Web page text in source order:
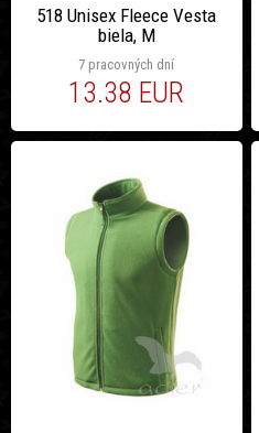
518 Unisex Fleece Vesta
biela, M
7 pracovných dní
13.38 EUR